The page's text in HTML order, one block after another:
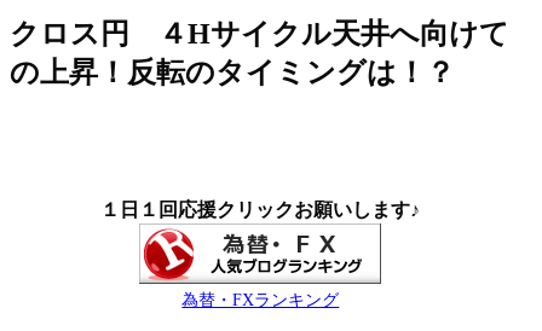
クロス円 ４Hサイクル天井へ向けて
の上昇！反転のタイミングは！？
１日１回応援クリックお願いします♪
為替・FXランキング